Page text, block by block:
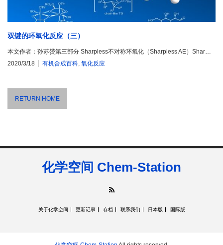
双键的环氧化反应（三）
本文作者：孙苏赟第三部分 Sharpless不对称环氧化（Sharpless AE）Shar…
2020/3/18
有机合成百科, 氧化反应
RETURN HOME
化学空间 Chem-Station
关于化学空间 更新记事 存档 联系我们 日本版 国际版